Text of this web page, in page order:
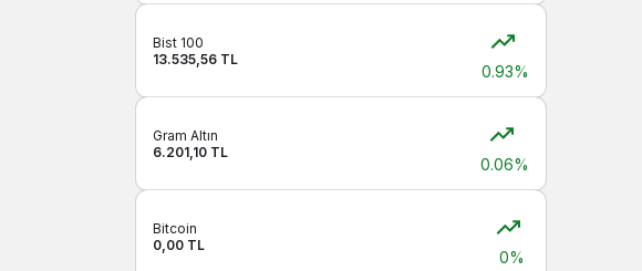
Bist 100
13.535,56 TL
0.93%
Gram Altın
6.201,10 TL
0.06%
Bitcoin
0,00 TL
0%